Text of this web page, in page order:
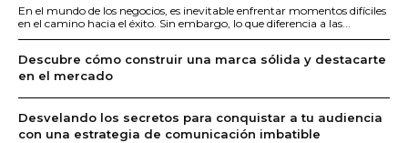
En el mundo de los negocios, es inevitable enfrentar momentos difíciles
en el camino hacia el éxito. Sin embargo, lo que diferencia a las...
Descubre cómo construir una marca sólida y destacarte
en el mercado
Desvelando los secretos para conquistar a tu audiencia
con una estrategia de comunicación imbatible